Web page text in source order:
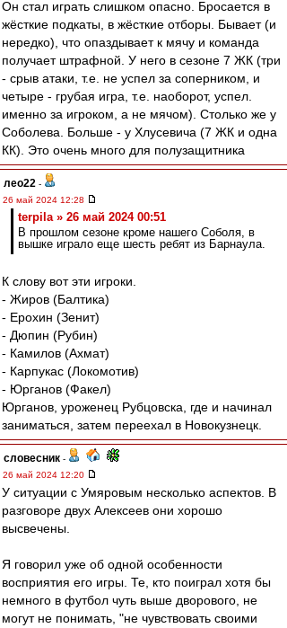
Он стал играть слишком опасно. Бросается в
жёсткие подкаты, в жёсткие отборы. Бывает (и
нередко), что опаздывает к мячу и команда
получает штрафной. У него в сезоне 7 ЖК (три
- срыв атаки, т.е. не успел за соперником, и
четыре - грубая игра, т.е. наоборот, успел.
именно за игроком, а не мячом). Столько же у
Соболева. Больше - у Хлусевича (7 ЖК и одна
КК). Это очень много для полузащитника
лео22 -
26 май 2024 12:28
terpila » 26 май 2024 00:51
В прошлом сезоне кроме нашего Соболя, в
вышке играло еще шесть ребят из Барнаула.
К слову вот эти игроки.
- Жиров (Балтика)
- Ерохин (Зенит)
- Дюпин (Рубин)
- Камилов (Ахмат)
- Карпукас (Локомотив)
- Юрганов (Факел)
Юрганов, уроженец Рубцовска, где и начинал
заниматься, затем переехал в Новокузнецк.
словесник -
26 май 2024 12:20
У ситуации с Умяровым несколько аспектов. В
разговоре двух Алексеев они хорошо
высвечены.
Я говорил уже об одной особенности
восприятия его игры. Те, кто поиграл хотя бы
немного в футбол чуть выше дворового, не
могут не понимать, "не чувствовать своими